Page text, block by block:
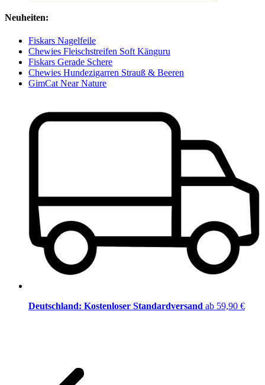
Neuheiten:
Fiskars Nagelfeile
Chewies Fleischstreifen Soft Känguru
Fiskars Gerade Schere
Chewies Hundezigarren Strauß & Beeren
GimCat Near Nature
Deutschland: Kostenloser Standardversand ab 59,90 €